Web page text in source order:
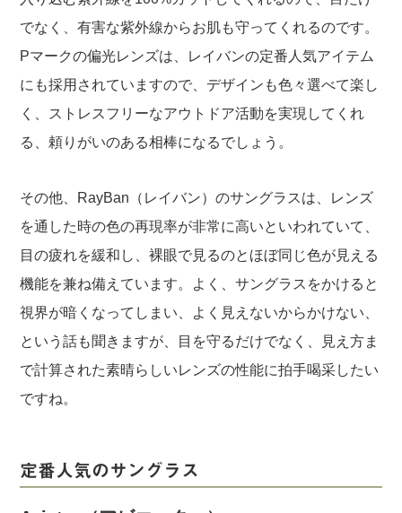
でなく、有害な紫外線からお肌も守ってくれるのです。
Pマークの偏光レンズは、レイバンの定番人気アイテム
にも採用されていますので、デザインも色々選べて楽し
く、ストレスフリーなアウトドア活動を実現してくれ
る、頼りがいのある相棒になるでしょう。
その他、RayBan（レイバン）のサングラスは、レンズ
を通した時の色の再現率が非常に高いといわれていて、
目の疲れを緩和し、裸眼で見るのとほぼ同じ色が見える
機能を兼ね備えています。よく、サングラスをかけると
視界が暗くなってしまい、よく見えないからかけない、
という話も聞きますが、目を守るだけでなく、見え方ま
で計算された素晴らしいレンズの性能に拍手喝采したい
ですね。
定番人気のサングラス